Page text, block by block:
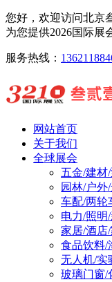
您好，欢迎访问北京
为您提供2026国际展
服务热线：
网站首页
关于我们
全球展会
五金/建材
园林/户外
车配/两轮
电力/照明
家居/酒店
食品饮料/
无人机/实
玻璃门窗/